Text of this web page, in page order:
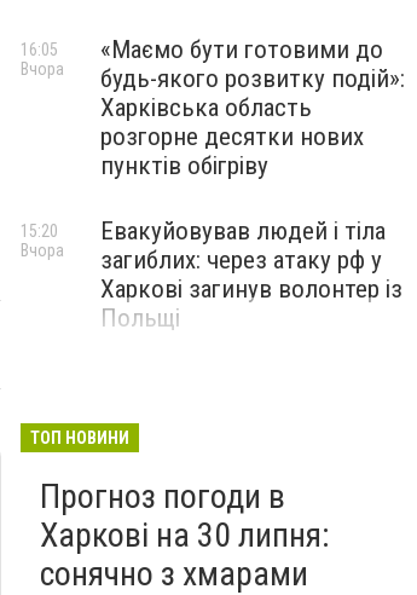
«Маємо бути готовими до
будь-якого розвитку подій»:
Харківська область
розгорне десятки нових
пунктів обігріву
16:05
Вчора
Евакуйовував людей і тіла
загиблих: через атаку рф у
Харкові загинув волонтер із
Польщі
15:20
Вчора
Харкові викрили члена
ТОП НОВИНИ
Прогноз погоди в
Харкові на 30 липня:
сонячно з хмарами